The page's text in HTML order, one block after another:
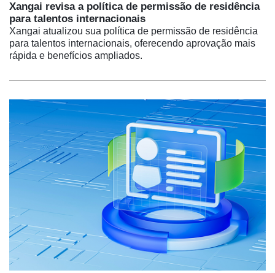
Xangai revisa a política de permissão de residência
para talentos internacionais
Xangai atualizou sua política de permissão de residência
para talentos internacionais, oferecendo aprovação mais
rápida e benefícios ampliados.